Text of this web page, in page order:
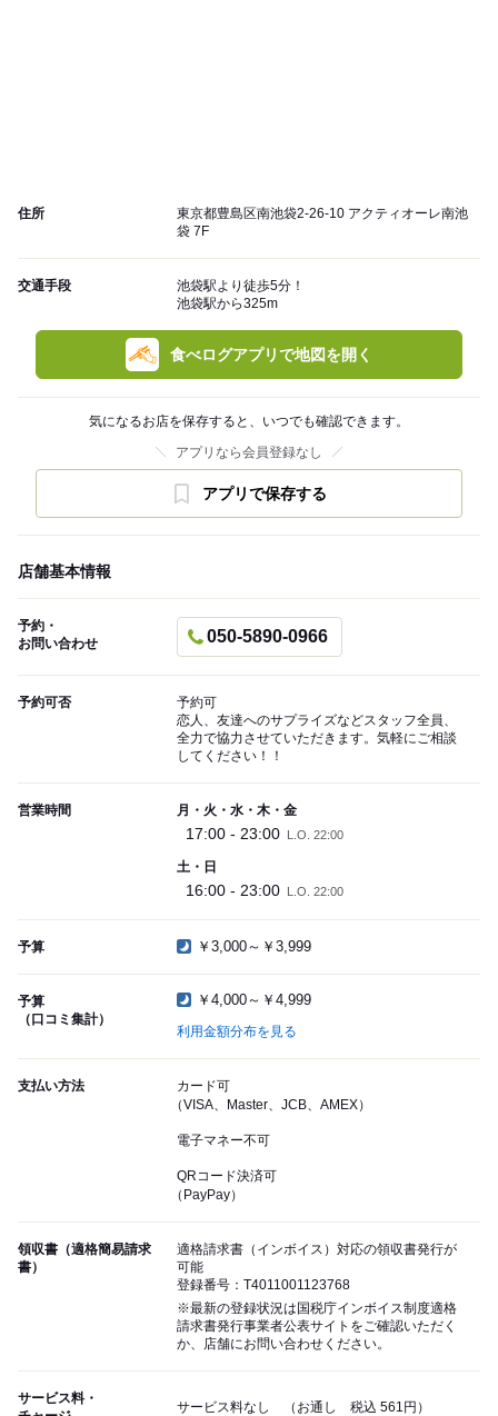
住所
東京都豊島区南池袋2-26-10 アクティオーレ南池
袋 7F
交通手段
池袋駅より徒歩5分！
池袋駅から325m
食べログアプリで地図を開く
気になるお店を保存すると、いつでも確認できます。
アプリなら会員登録なし
アプリで保存する
店舗基本情報
予約・
お問い合わせ
050-5890-0966
予約可否
予約可
恋人、友達へのサプライズなどスタッフ全員、
全力で協力させていただきます。気軽にご相談
してください！！
営業時間 月・火・水・木・金
17:00 - 23:00 L.O. 22:00
土・日
16:00 - 23:00 L.O. 22:00
予算 ￥3,000～￥3,999
予算
（口コミ集計）
￥4,000～￥4,999
利用金額分布を見る
支払い方法
カード可
（VISA、Master、JCB、AMEX）
電子マネー不可
QRコード決済可
（PayPay）
領収書（適格簡易請求
書）
適格請求書（インボイス）対応の領収書発行が
可能
登録番号：T4011001123768
※最新の登録状況は国税庁インボイス制度適格
請求書発行事業者公表サイトをご確認いただく
か、店舗にお問い合わせください。
サービス料・
サービス料なし （お通し 税込 561円）